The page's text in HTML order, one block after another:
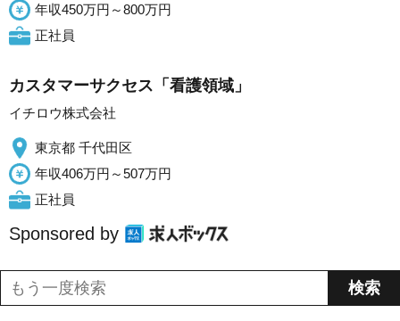
年収450万円～800万円
正社員
カスタマーサクセス「看護領域」
イチロウ株式会社
東京都 千代田区
年収406万円～507万円
正社員
Sponsored by